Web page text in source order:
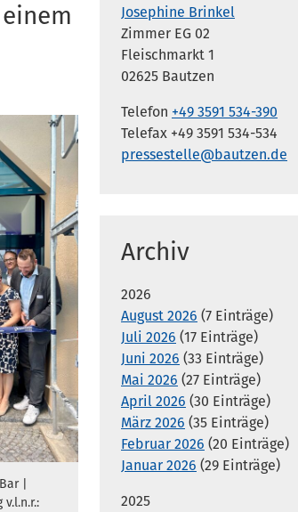
|
Josephine Brinkel
Zimmer EG 02
Fleischmarkt 1
02625 Bautzen
Telefon +49 3591 534-390
Telefax +49 3591 534-534
pressestelle@bautzen.de
Archiv
2026
August 2026 (7 Einträge)
Juli 2026 (17 Einträge)
Juni 2026 (33 Einträge)
Mai 2026 (27 Einträge)
April 2026 (30 Einträge)
März 2026 (35 Einträge)
Februar 2026 (20 Einträge)
Januar 2026 (29 Einträge)
2025